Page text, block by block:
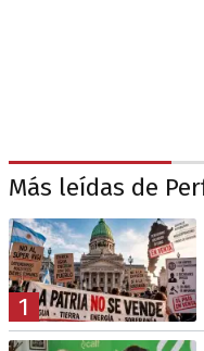
Más leídas de
1